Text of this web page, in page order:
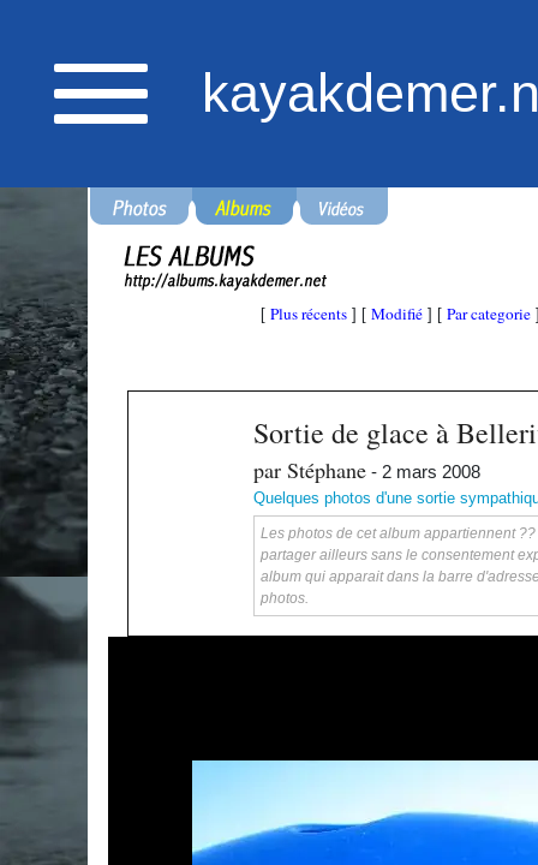
[ Plus récents ] [ Modifié ] [ Par categorie
Sortie de glace à
par Stéphane - 2 mars 2008
Quelques photos d'une sortie
Les photos de cet album appartiennent
partager ailleurs sans le consentement
album qui apparait dans la barre
photos.